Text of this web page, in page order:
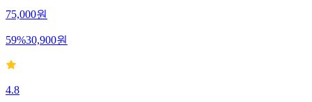
75,000원
59%30,900원
4.8